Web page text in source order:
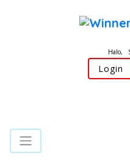
Halo,
Login